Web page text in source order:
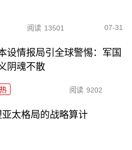
阅读 13501 07-31
设情报局引全球警惕：军国
阴魂不散
阅读 9202
太格局的战略算计